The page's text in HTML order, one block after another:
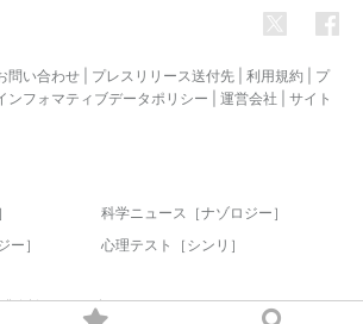
問い合わせ プレスリリース送付先 利用規約
プ
ンフォマティブデータポリシー 運営会社
サイト
科学ニュース［ナゾロジー］
ー］
心理テスト［シンリ］
rights reserved.